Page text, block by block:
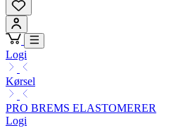
Logi
Kørsel
PRO BREMS ELASTOMERER
Logi